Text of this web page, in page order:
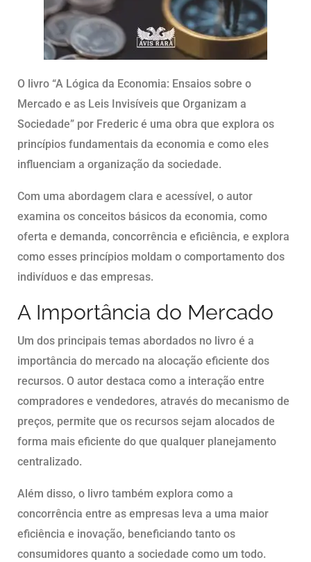
O livro “A Lógica da Economia: Ensaios sobre o
Mercado e as Leis Invisíveis que Organizam a
Sociedade” por Frederic é uma obra que explora os
princípios fundamentais da economia e como eles
influenciam a organização da sociedade.
Com uma abordagem clara e acessível, o autor
examina os conceitos básicos da economia, como
oferta e demanda, concorrência e eficiência, e explora
como esses princípios moldam o comportamento dos
indivíduos e das empresas.
A Importância do Mercado
Um dos principais temas abordados no livro é a
importância do mercado na alocação eficiente dos
recursos. O autor destaca como a interação entre
compradores e vendedores, através do mecanismo de
preços, permite que os recursos sejam alocados de
forma mais eficiente do que qualquer planejamento
centralizado.
Além disso, o livro também explora como a
concorrência entre as empresas leva a uma maior
eficiência e inovação, beneficiando tanto os
consumidores quanto a sociedade como um todo.